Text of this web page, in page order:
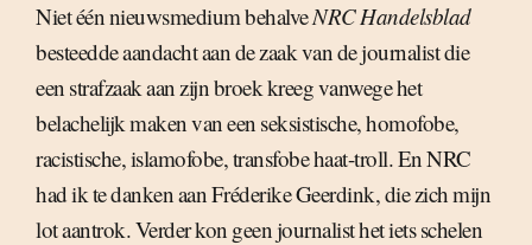
Niet één nieuwsmedium behalveNRC Handelsblad
besteedde aandacht aan de zaak van de journalist die
een strafzaak aan zijn broek kreeg vanwege het
belachelijk maken van een seksistische, homofobe,
racistische, islamofobe, transfobe haat-troll. En NRC
had ik te danken aan Fréderike Geerdink, die zich mijn
lot aantrok. Verder kon geen journalist het iets schelen